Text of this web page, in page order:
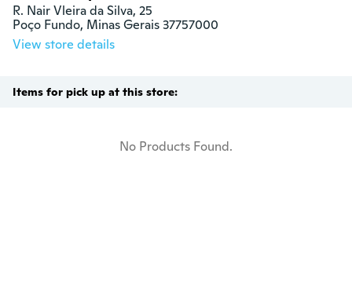
R. Nair Vleira da Silva, 25
Poço Fundo, Minas Gerais 37757000
View store details
Items for pick up at this store:
No Products Found.